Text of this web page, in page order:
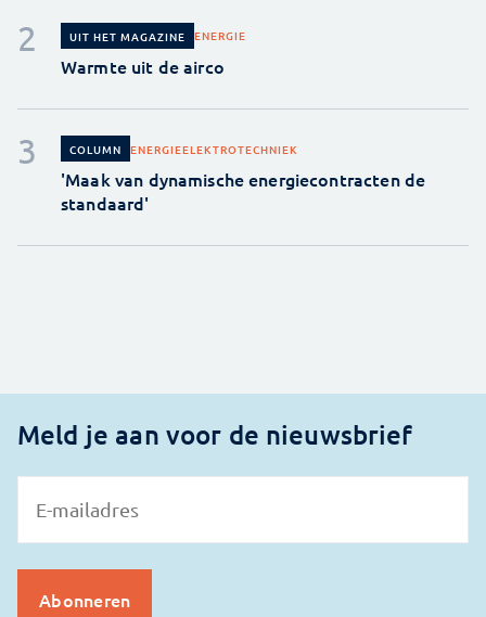
UIT HET MAGAZINE ENERGIE
Warmte uit de airco
COLUMN ENERGIEELEKTROTECHNIEK
'Maak van dynamische energiecontracten de
standaard'
Meld je aan voor de nieuwsbrief